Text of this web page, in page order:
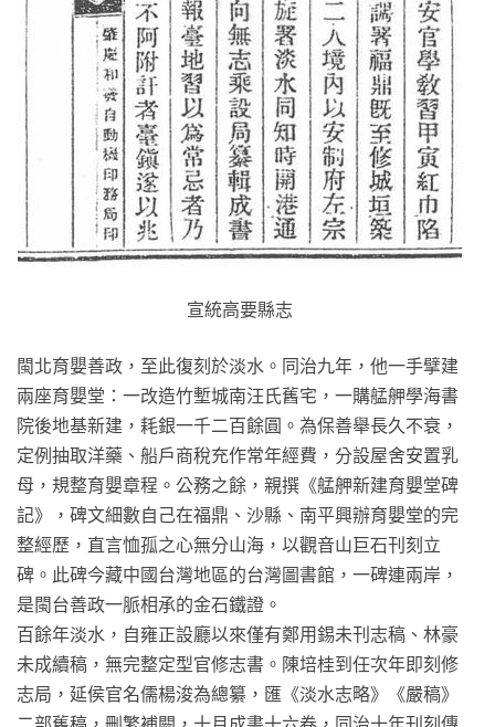
宣統高要縣志
閩北育嬰善政，至此復刻於淡水。同治九年，他一手擘建
兩座育嬰堂：一改造竹塹城南汪氏舊宅，一購艋舺學海書
院後地基新建，耗銀一千二百餘圓。為保善舉長久不衰，
定例抽取洋藥、船戶商稅充作常年經費，分設屋舍安置乳
母，規整育嬰章程。公務之餘，親撰《艋舺新建育嬰堂碑
記》，碑文細數自己在福鼎、沙縣、南平興辦育嬰堂的完
整經歷，直言恤孤之心無分山海，以觀音山巨石刊刻立
碑。此碑今藏中國台灣地區的台灣圖書館，一碑連兩岸，
是閩台善政一脈相承的金石鐵證。
百餘年淡水，自雍正設廳以來僅有鄭用錫未刊志稿、林豪
未成續稿，無完整定型官修志書。陳培桂到任次年即刻修
志局，延侯官名儒楊浚為總纂，匯《淡水志略》《嚴稿》